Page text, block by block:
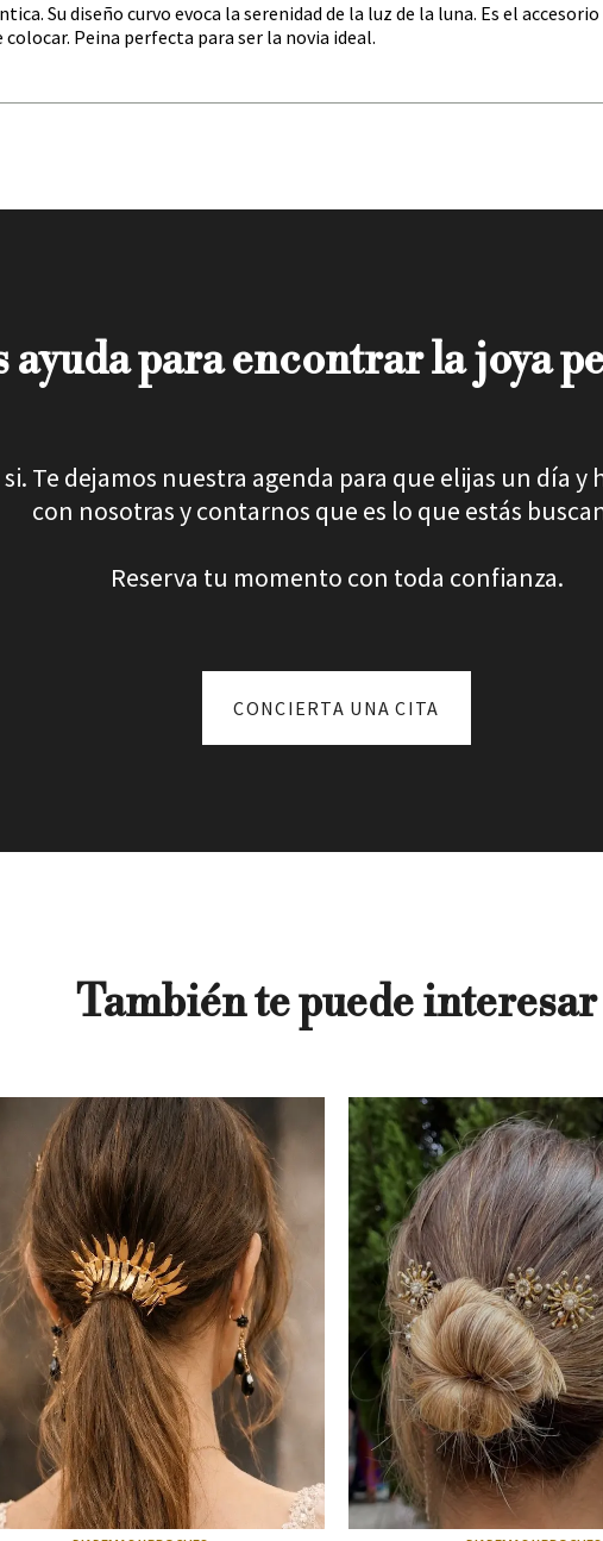
Su diseño curvo evoca la serenidad de la luz de la luna. Es el
Peina perfecta para ser la novia ideal.
ayuda para encontrar la joya
Te dejamos nuestra agenda para que elijas un día y
con nosotras y contarnos que es lo que estás
Reserva tu momento con toda confianza.
CONCIERTA UNA CITA
También te puede interesar